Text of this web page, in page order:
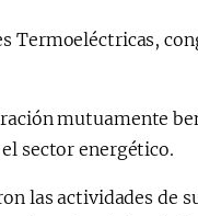
Termoeléctricas,
mutuamente
sector energético.
las actividades de